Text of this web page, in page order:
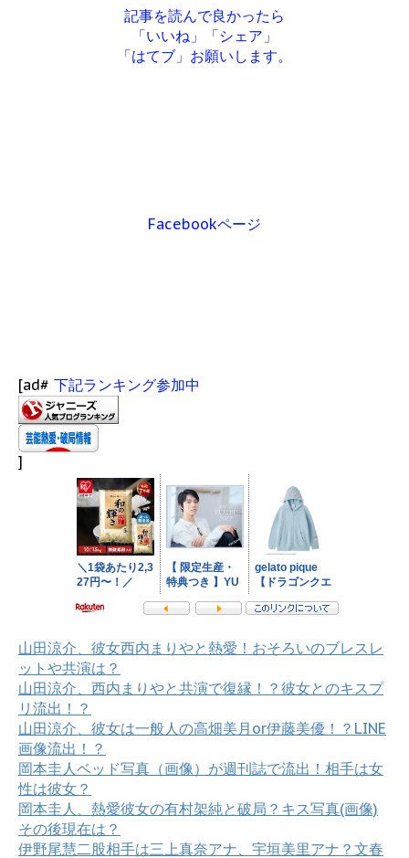
記事を読んで良かったら
「いいね」「シェア」
「はてブ」お願いします。
Facebookページ
[ad# 下記ランキング参加中
]
山田涼介、彼女西内まりやと熱愛！おそろいのブレスレ
ットや共演は？
山田涼介、西内まりやと共演で復縁！？彼女とのキスプ
リ流出！？
山田涼介、彼女は一般人の高畑美月or伊藤美優！？LINE
画像流出！？
岡本圭人ベッド写真（画像）が週刊誌で流出！相手は女
性は彼女？
岡本圭人、熱愛彼女の有村架純と破局？キス写真(画像)
その後現在は？
伊野尾慧二股相手は三上真奈アナ、宇垣美里アナ？文春